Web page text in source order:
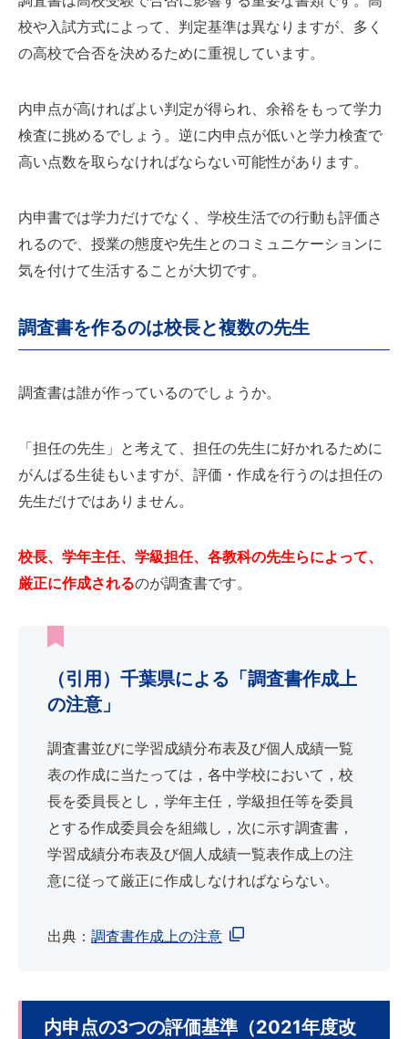
校や入試方式によって、判定基準は異なりますが、多く
の高校で合否を決めるために重視しています。
内申点が高ければよい判定が得られ、余裕をもって学力
検査に挑めるでしょう。逆に内申点が低いと学力検査で
高い点数を取らなければならない可能性があります。
内申書では学力だけでなく、学校生活での行動も評価さ
れるので、授業の態度や先生とのコミュニケーションに
気を付けて生活することが大切です。
調査書を作るのは校長と複数の先生
調査書は誰が作っているのでしょうか。
「担任の先生」と考えて、担任の先生に好かれるために
がんばる生徒もいますが、評価・作成を行うのは担任の
先生だけではありません。
校長、学年主任、学級担任、各教科の先生らによって、
厳正に作成されるのが調査書です。
（引用）千葉県による「調査書作成上
の注意」
調査書並びに学習成績分布表及び個人成績一覧
表の作成に当たっては，各中学校において，校
長を委員長とし，学年主任，学級担任等を委員
とする作成委員会を組織し，次に示す調査書，
学習成績分布表及び個人成績一覧表作成上の注
意に従って厳正に作成しなければならない。
出典： 調査書作成上の注意
内申点の3つの評価基準（2021年度改